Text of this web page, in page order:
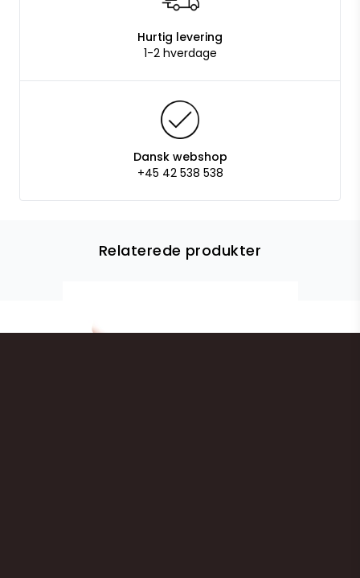
Hurtig levering
1-2 hverdage
Dansk webshop
+45 42 538 538
Relaterede produkter